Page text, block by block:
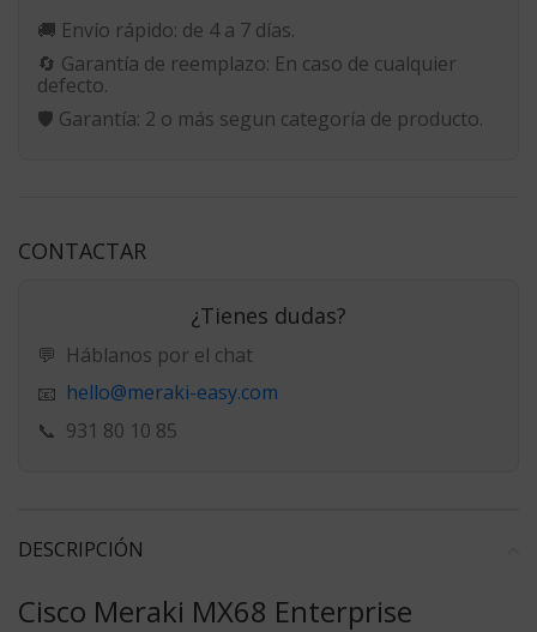
🚚 Envío rápido: de 4 a 7 días.
🔄 Garantía de reemplazo: En caso de cualquier
defecto.
🛡️ Garantía: 2 o más segun categoría de producto.
CONTACTAR
¿Tienes dudas?
💬 Háblanos por el chat
📧 hello@meraki-easy.com
📞 931 80 10 85
DESCRIPCIÓN
Cisco Meraki MX68 Enterprise